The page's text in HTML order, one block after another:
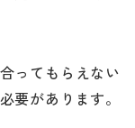
ってもらえない
要があります。